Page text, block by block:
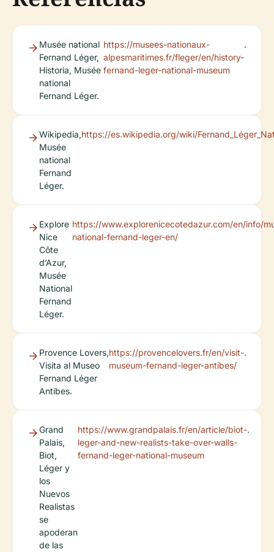
Musée national
Fernand Léger,
Historia, Musée
national
Fernand Léger.
https://musees-nationaux-
alpesmaritimes.fr/fleger/en/history-
fernand-leger-national-museum
.
Wikipedia,
Musée
national
Fernand
Léger.
https://es.wikipedia.org/wiki/
Explore
Nice
Côte
d’Azur,
Musée
National
Fernand
Léger.
https://www.explorenicecotedazur.com/en/info/
national-fernand-leger-en/
Provence Lovers,
Visita al Museo
Fernand Léger
Antibes.
https://provencelovers.fr/en/visit-
museum-fernand-leger-antibes/
.
Grand
Palais,
Biot,
Léger y
los
Nuevos
Realistas
se
apoderan
de las
https://www.grandpalais.fr/en/article/biot-
leger-and-new-realists-take-over-walls-
fernand-leger-national-museum
.